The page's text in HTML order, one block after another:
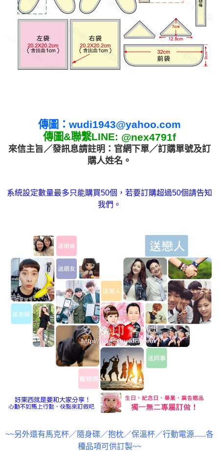
傳圖： wudi1943@yahoo.com
傳圖&聯繫LINE: @nex4791f
來信主旨／發訊息請註明：官網下單／訂購單號及訂
購人姓名。
系統設定數量最多只能購買50個，若要訂購超過50個請告知
我們。
~~另外還有馬克杯／隨身碟／抱枕／保溫杯／行動電源......各
種品項可供訂製~~